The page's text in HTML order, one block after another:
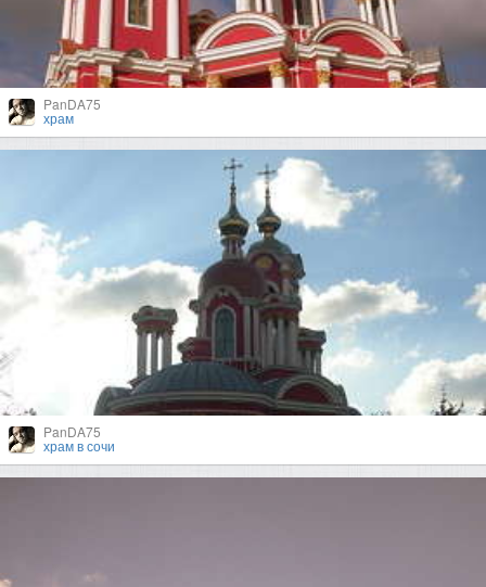
PanDA75
храм
PanDA75
храм в сочи